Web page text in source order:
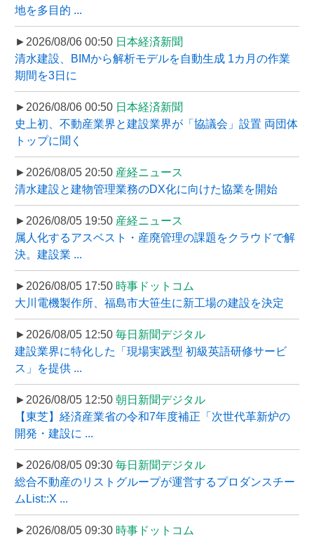
地を多目的 ...
►2026/08/06 00:50 日本経済新聞
清水建設、BIMから解析モデルを自動生成 1カ月の作業
期間を3日に
►2026/08/06 00:50 日本経済新聞
史上初、不動産業界と建設業界が「協議会」設置 両団体
トップに聞く
►2026/08/05 20:50 産経ニュース
清水建設と建物管理業務のDX化に向けた協業を開始
►2026/08/05 19:50 産経ニュース
属人化するアスベスト・産廃管理の課題をクラウドで解
決。建設業 ...
►2026/08/05 17:50 時事ドットコム
大川電機製作所、福島市大笹生に新工場の建設を決定
►2026/08/05 12:50 毎日新聞デジタル
建設業界に特化した「現場実践型 初級英語研修サービ
ス」を提供 ...
►2026/08/05 12:50 朝日新聞デジタル
【東芝】経済産業省の令和7年度補正「次世代革新炉の
開発・建設に ...
►2026/08/05 09:30 毎日新聞デジタル
総合不動産のリストグループが運営するプロダンスチー
ムList::X ...
►2026/08/05 09:30 時事ドットコム